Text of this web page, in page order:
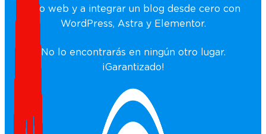
sitio web y a integrar un blog desde cero con
WordPress, Astra y Elementor.
No lo encontrarás en ningún otro lugar.
¡Garantizado!